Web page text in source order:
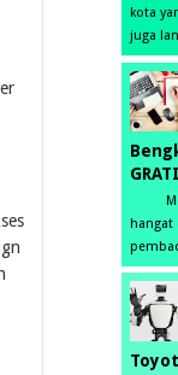
kota
juga
hangat